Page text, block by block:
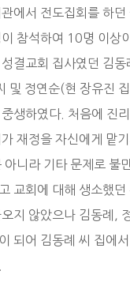
에서 전도집회를 하던
참석하여 10명 이상
성결교회 집사였던 김동
및 정연순(현 장유진
중생하였다. 처음에 진
가 재정을 자신에게 맡
아니라 기타 문제로 불
교회에 대해 생소했던
오지 않았으나 김동례,
되어 김동례 씨 집에